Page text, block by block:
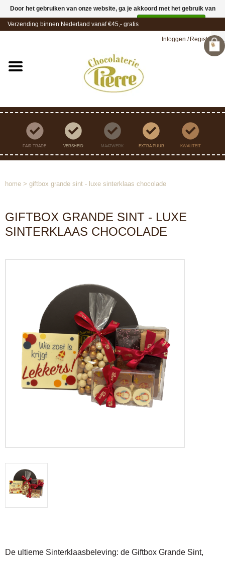
Verzending binnen Nederland vanaf €45,- gratis
Inloggen / Registreren
FAIR TRADE VERSHEID MAATWERK EXTRA PUUR KWALITEIT
home > giftbox grande sint - luxe sinterklaas chocolade
GIFTBOX GRANDE SINT - LUXE
SINTERKLAAS CHOCOLADE
De ultieme Sinterklaasbeleving: de Giftbox Grande Sint,
Door het gebruiken van onze website, ga je akkoord met het gebruik van
cookies om onze website te verbeteren.
Meer over cookies »